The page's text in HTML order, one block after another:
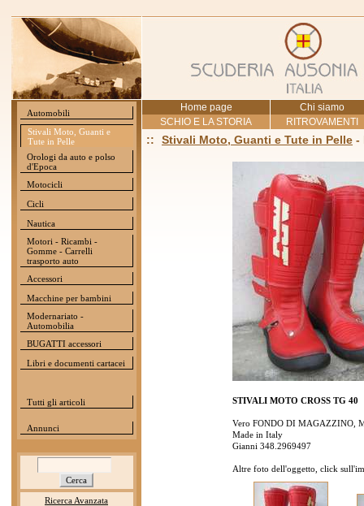
Automobili
Stivali Moto, Guanti e
Tute in Pelle
Orologi da auto e polso
d'Epoca
Motocicli
Cicli
Nautica
Motori - Ricambi -
Gomme - Carrelli
trasporto auto
Accessori
Macchine per bambini
Modernariato -
Automobilia
BUGATTI accessori
Libri e documenti cartacei
Tutti gli articoli
Annunci
Ricerca Avanzata
Home page
Chi siamo
SCHIO E LA STORIA
RITROVAMENTI
:: Stivali Moto, Guanti e Tute in Pelle -
STIVALI MOTO CROSS TG 40
Vero FONDO DI MAGAZZINO,
Made in Italy
Gianni 348.2969497
Altre foto dell'oggetto, click